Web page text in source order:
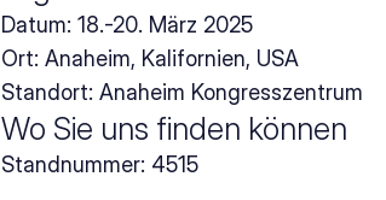
Datum: 18.-20. März 2025
Ort: Anaheim, Kalifornien, USA
Standort: Anaheim Kongresszentrum
Wo Sie uns finden können
Standnummer: 4515